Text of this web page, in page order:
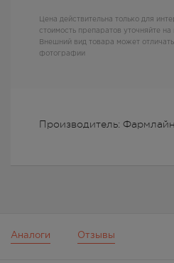
Производитель:
Цена действительна только для
стоимость препаратов уточняйте на
Внешний вид товара может
фотографии
Аналоги Отзывы